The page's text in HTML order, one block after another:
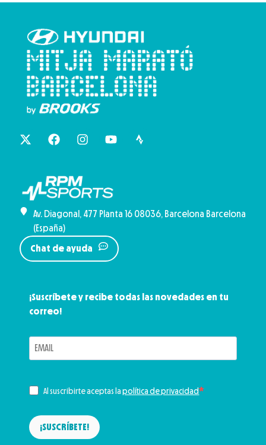
¡Suscríbete y recibe todas las novedades en tu
correo!
Al suscribirte aceptas lapolítica de privacidad
¡SUSCRÍBETE!
Av. Diagonal, 477 Planta 16 08036, Barcelona Barcelona
(España)
Chat de ayuda